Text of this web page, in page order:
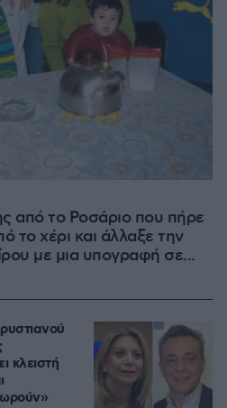
από το Ροσάριο που πήρε
το χέρι και άλλαξε την
με μια υπογραφή σε...
κλειστή